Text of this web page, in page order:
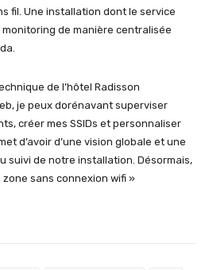
fil. Une installation dont le service
de manière centralisée
de l’hôtel Radisson
je peux dorénavant superviser
créer mes SSIDs et personnaliser
d’avoir d’une vision globale et une
suivi de notre installation. Désormais,
zone sans connexion wifi »